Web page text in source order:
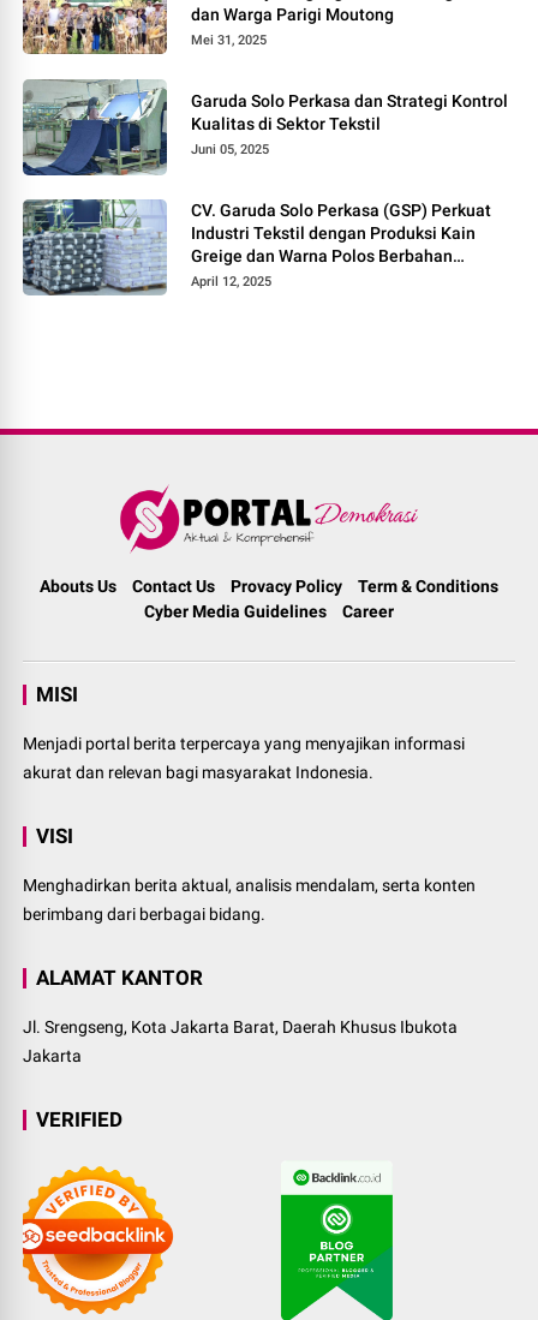
dan Warga Parigi Moutong
Mei 31, 2025
Garuda Solo Perkasa dan Strategi Kontrol
Kualitas di Sektor Tekstil
Juni 05, 2025
CV. Garuda Solo Perkasa (GSP) Perkuat
Industri Tekstil dengan Produksi Kain
Greige dan Warna Polos Berbahan
Tetoron Rayon
April 12, 2025
Abouts Us Contact Us Provacy Policy
Term & Conditions
Cyber Media Guidelines
Career
MISI
Menjadi portal berita terpercaya yang menyajikan informasi
akurat dan relevan bagi masyarakat Indonesia.
VISI
Menghadirkan berita aktual, analisis mendalam, serta konten
berimbang dari berbagai bidang.
ALAMAT KANTOR
Jl. Srengseng, Kota Jakarta Barat, Daerah Khusus Ibukota
Jakarta
VERIFIED